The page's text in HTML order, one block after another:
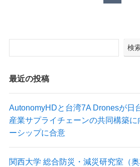
ドローン操縦士（プロパイロット）
産業用ドローン講習
最新情報
検
最近の投稿
AutonomyHDと台湾7A Dronesが日
産業サプライチェーンの共同構築
ーシップに合意
関西大学 総合防災・減災研究室（